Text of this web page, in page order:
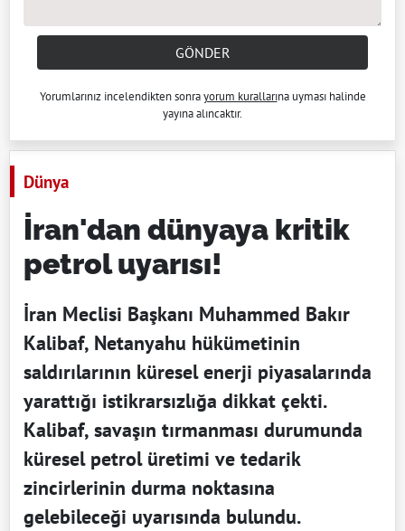
GÖNDER
Yorumlarınız incelendikten sonrayorum kurallarına uyması halinde
yayına alıncaktır.
Dünya
İran'dan dünyaya kritik
petrol uyarısı!
İran Meclisi Başkanı Muhammed Bakır
Kalibaf, Netanyahu hükümetinin
saldırılarının küresel enerji piyasalarında
yarattığı istikrarsızlığa dikkat çekti.
Kalibaf, savaşın tırmanması durumunda
küresel petrol üretimi ve tedarik
zincirlerinin durma noktasına
gelebileceği uyarısında bulundu.